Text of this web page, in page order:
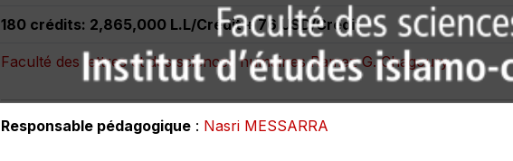
180 crédits: 2,865,000 L.L/Crédit + 76 USD/Crédit
Faculté des lettres et des sciences humaines Ramez G. Chagoury
Responsable pédagogique : Nasri MESSARRA